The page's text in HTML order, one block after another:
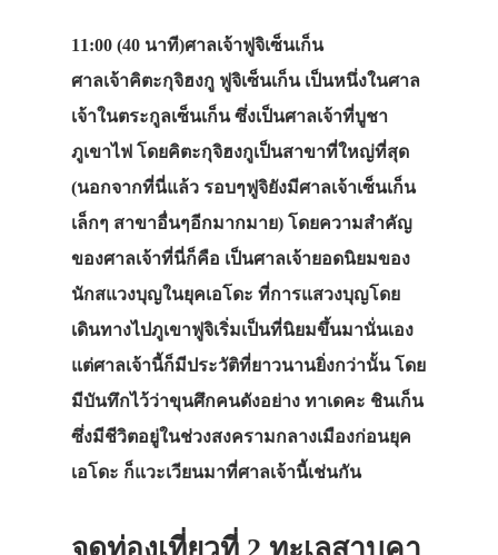
11:00 (40 นาที)ศาลเจ้าฟูจิเซ็นเก็น
ศาลเจ้าคิตะกุจิฮงกู ฟูจิเซ็นเก็น เป็นหนึ่งในศาล
เจ้าในตระกูลเซ็นเก็น ซึ่งเป็นศาลเจ้าที่บูชา
ภูเขาไฟ โดยคิตะกุจิฮงกูเป็นสาขาที่ใหญ่ที่สุด
(นอกจากที่นี่แล้ว รอบๆฟูจิยังมีศาลเจ้าเซ็นเก็น
เล็กๆ สาขาอื่นๆอีกมากมาย) โดยความสำคัญ
ของศาลเจ้าที่นี่ก็คือ เป็นศาลเจ้ายอดนิยมของ
นักสแวงบุญในยุคเอโดะ ที่การแสวงบุญโดย
เดินทางไปภูเขาฟูจิเริ่มเป็นที่นิยมขึ้นมานั่นเอง
แต่ศาลเจ้านี้ก็มีประวัติที่ยาวนานยิ่งกว่านั้น โดย
มีบันทึกไว้ว่าขุนศึกคนดังอย่าง ทาเดคะ ชินเก็น
ซึ่งมีชีวิตอยู่ในช่วงสงครามกลางเมืองก่อนยุค
เอโดะ ก็แวะเวียนมาที่ศาลเจ้านี้เช่นกัน
ประเทศญี่ปุ่น
เที่ยวญี่ปุ่นด้ว
เอง
รถบัส
เดินทาง
ทัวร์